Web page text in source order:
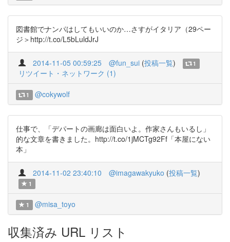
図書館でナンパはしてもいいのか…さすがイタリア（29ペー
ジ＞http://t.co/L5bLuldJrJ
2014-11-05 00:59:25 @fun_sui (投稿一覧) 1
リツイート・ネットワーク (1)
1 @cokywolf
仕事で、「デパートの画廊は面白いよ。作家さんもいるし」
的な文章を書きました。http://t.co/1jMCTg92Ff「本屋にない
本」
2014-11-02 23:40:10 @imagawakyuko (投稿一覧)
1
1 @misa_toyo
収集済み URL リスト